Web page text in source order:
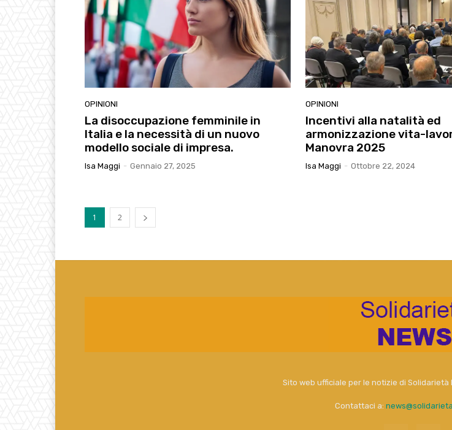
OPINIONI
La disoccupazione femminile in
Italia e la necessità di un nuovo
modello sociale di impresa.
Isa Maggi - Gennaio 27, 2025
OPINIONI
Incentivi alla natalità ed
armonizzazione vita-
Manovra 2025
Isa Maggi - Ottobre 22, 2024
1 2
Sito web ufficiale per le notizie di Solidarietà
Contattaci a: